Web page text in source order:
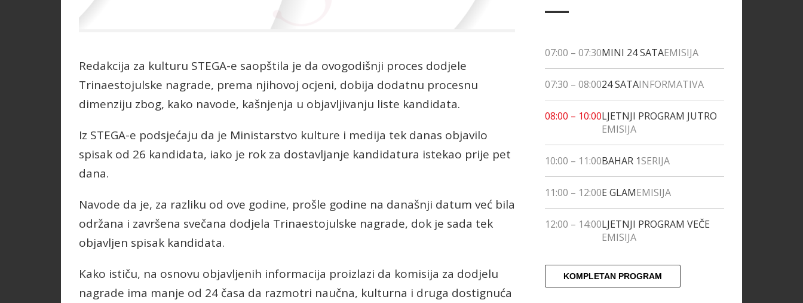
Redakcija za kulturu STEGA-e saopštila je da ovogodišnji proces dodjele
Trinaestojulske nagrade, prema njihovoj ocjeni, dobija dodatnu procesnu
dimenziju zbog, kako navode, kašnjenja u objavljivanju liste kandidata.
Iz STEGA-e podsjećaju da je Ministarstvo kulture i medija tek danas objavilo
spisak od 26 kandidata, iako je rok za dostavljanje kandidatura istekao prije pet
dana.
Navode da je, za razliku od ove godine, prošle godine na današnji datum već bila
održana i završena svečana dodjela Trinaestojulske nagrade, dok je sada tek
objavljen spisak kandidata.
Kako ističu, na osnovu objavljenih informacija proizlazi da komisija za dodjelu
nagrade ima manje od 24 časa da razmotri naučna, kulturna i druga dostignuća
07:00 – 07:30MINI 24 SATAEMISIJA
07:30 – 08:0024 SATAINFORMATIVA
08:00 – 10:00LJETNJI PROGRAM JUTRO
EMISIJA
10:00 – 11:00BAHAR 1SERIJA
11:00 – 12:00E GLAMEMISIJA
12:00 – 14:00LJETNJI PROGRAM VEČE
EMISIJA
KOMPLETAN PROGRAM